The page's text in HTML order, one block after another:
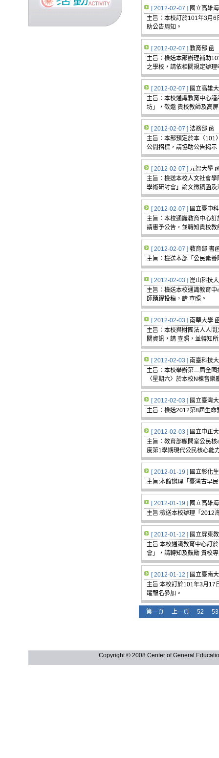
[ 2012-02-07 ] 國立高雄
主旨：本校訂於101年3月6
助公告周知。
[ 2012-02-07 ] 教育部 函
主旨：檢送本部辦理補助
之學校，請依相關規定辦
[ 2012-02-07 ] 國立高雄
主旨：本校通識教育中心
坊」，敬邀 貴校教師及高
[ 2012-02-07 ] 法務部 函
主旨：本部預定於本〈101
公開招標，請協助公告揭
[ 2012-02-07 ] 元智大學
主旨：檢送本校人文社會
學術研討會」論文徵稿函
[ 2012-02-07 ] 國立臺中
主旨：本校通識教育中心
請惠予公告，並轉知貴校
[ 2012-02-07 ] 教育部 書
主旨：檢送本部「公民素
[ 2012-02-03 ] 崑山科技
主旨：檢送本校通識教育
師踴躍投稿，請 查照。
[ 2012-02-03 ] 南華大學
主旨：本校與財團法人人
關資訊，請 查照，並轉知
[ 2012-02-03 ] 南臺科技
主旨：本校舉辦第二屆全
〈星期六〉於本校N棟音
[ 2012-02-03 ] 國立臺灣
主旨：檢送2012第8屆生命
[ 2012-02-03 ] 國立中正
主旨：教育部顧問室公民
度第1學期現代公民核心能
[ 2012-01-19 ] 國立彰化
主旨:本館辦理「臺灣古早
[ 2012-01-19 ] 國立高雄
主旨:檢送本校辦理「2012
[ 2012-01-12 ] 國立屏東
主旨:本校通識教育中心訂
會」，請轉知及鼓勵 貴校
[ 2012-01-12 ] 國立臺南
主旨:本校訂於101年3月17
躍報名參加。
第一頁 上一頁 52 53
Copyright © 2008 Center of General